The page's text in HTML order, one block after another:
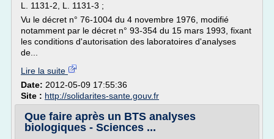
L. 1131-2, L. 1131-3 ;
Vu le décret n° 76-1004 du 4 novembre 1976, modifié
notamment par le décret n° 93-354 du 15 mars 1993, fixant
les conditions d'autorisation des laboratoires d'analyses
de...
Lire la suite
Date: 2012-05-09 17:55:36
Site : http://solidarites-sante.gouv.fr
Que faire après un BTS analyses
biologiques - Sciences ...